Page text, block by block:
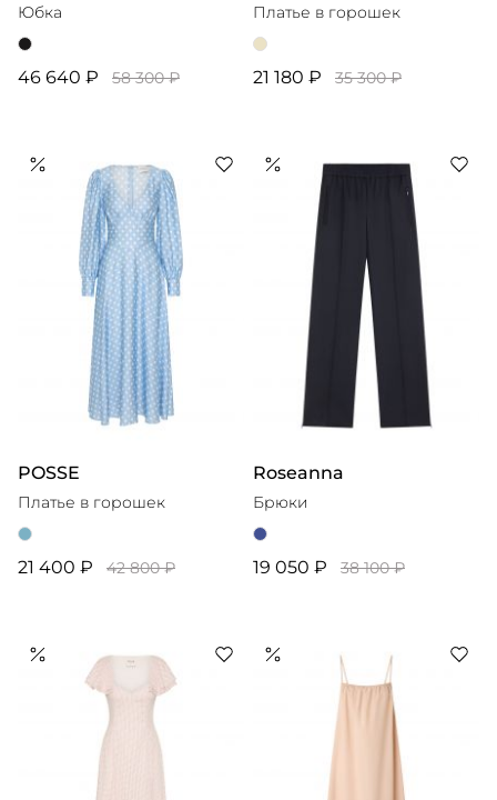
Юбка
46 640 ₽ 58 300 ₽
Платье в горошек
21 180 ₽ 35 300 ₽
POSSE
Платье в горошек
21 400 ₽ 42 800 ₽
Roseanna
Брюки
19 050 ₽ 38 100 ₽